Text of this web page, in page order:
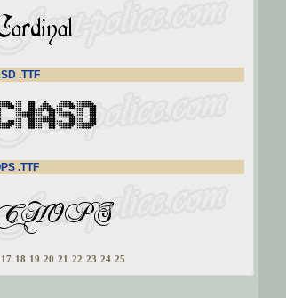
.TTF
.TTF
17 18 19 20 21 22 23 24 25